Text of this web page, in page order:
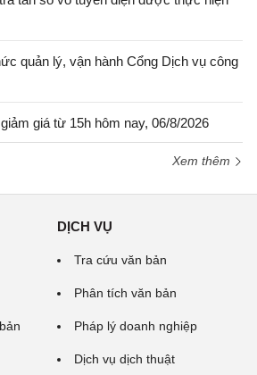
quản lý, vận hành Cổng Dịch vụ công
giá từ 15h hôm nay, 06/8/2026
Xem thêm
DỊCH VỤ
Tra cứu văn bản
Phân tích văn bản
Pháp lý doanh nghiệp
Dịch vụ dịch thuật